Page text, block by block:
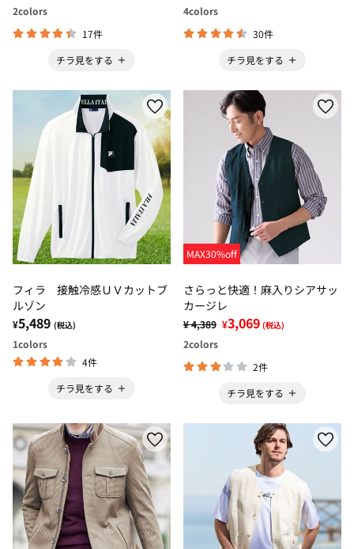
2colors
17件
チラ見をする
4colors
30件
チラ見をする
フィラ 接触冷感ＵＶカットブ
ルゾン
¥5,489 (税込)
1colors
4件
チラ見をする
MAX30%off
さらっと快適！麻入りシアサッ
カージレ
¥ 4,389 ¥3,069 (税込)
2colors
2件
チラ見をする